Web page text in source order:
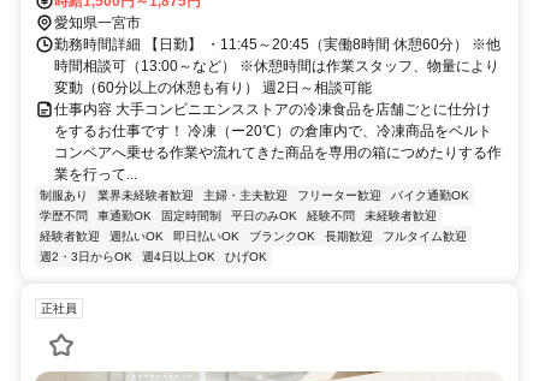
愛知県一宮市
勤務時間詳細 【日勤】 ・11:45～20:45（実働8時間 休憩60分） ※他
時間相談可（13:00～など） ※休憩時間は作業スタッフ、物量により
変動（60分以上の休憩も有り） 週2日～相談可能
仕事内容 大手コンビニエンスストアの冷凍食品を店舗ごとに仕分け
をするお仕事です！ 冷凍（ー20℃）の倉庫内で、冷凍商品をベルト
コンベアへ乗せる作業や流れてきた商品を専用の箱につめたりする作
業を行って...
制服あり 業界未経験者歓迎 主婦・主夫歓迎 フリーター歓迎
バイク通勤OK
学歴不問
車通勤OK 固定時間制 平日のみOK 経験不問
未経験者歓迎
経験者歓迎
週払いOK 即日払いOK ブランクOK 長期歓迎
フルタイム歓迎
週2・3日からOK
週4日以上OK ひげOK
正社員